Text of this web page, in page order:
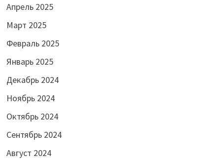
Апрель 2025
Март 2025
Февраль 2025
Январь 2025
Декабрь 2024
Ноябрь 2024
Октябрь 2024
Сентябрь 2024
Август 2024